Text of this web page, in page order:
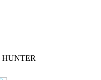
HUNTER